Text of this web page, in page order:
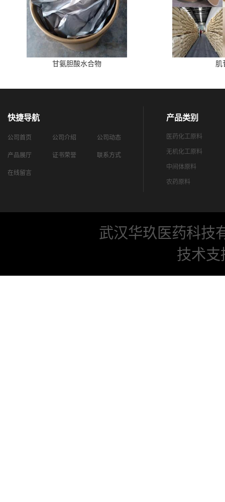
甘氨胆酸水合物 肌
快捷导航
公司首页 公司介绍 公司动态
产品展厅 证书荣誉 联系方式
在线留言
产品类别
医药化工原料
无机化工原料
中间体原料
农药原料
武汉华玖医药科技
技术